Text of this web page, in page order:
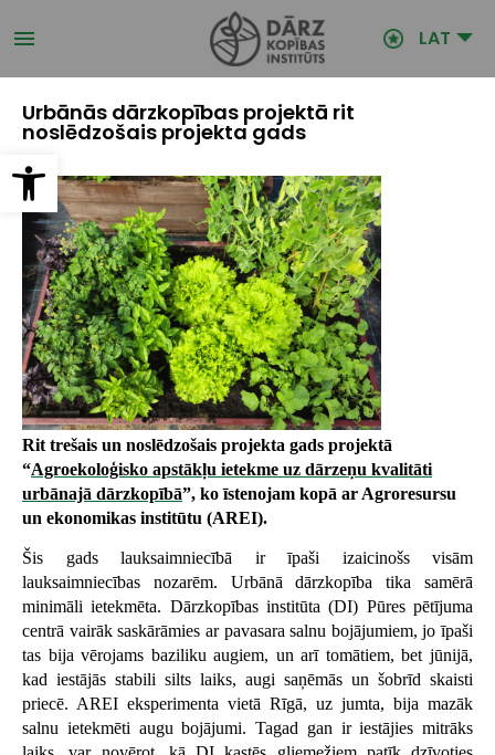
Open toolbar
uz
galveno LAT
Urbānās dārzkopības projektā rit
noslēdzošais projekta gads
Rit trešais un noslēdzošais projekta gads projektā
“Agroekoloģisko apstākļu ietekme uz dārzeņu kvalitāti
urbānajā dārzkopībā”, ko īstenojam kopā ar Agroresursu
un ekonomikas institūtu (AREI).
Šis gads lauksaimniecībā ir īpaši izaicinošs visām
lauksaimniecības nozarēm. Urbānā dārzkopība tika samērā
minimāli ietekmēta. Dārzkopības institūta (DI) Pūres pētījuma
centrā vairāk saskārāmies ar pavasara salnu bojājumiem, jo īpaši
tas bija vērojams baziliku augiem, un arī tomātiem, bet jūnijā,
kad iestājās stabili silts laiks, augi saņēmās un šobrīd skaisti
priecē. AREI eksperimenta vietā Rīgā, uz jumta, bija mazāk
salnu ietekmēti augu bojājumi. Tagad gan ir iestājies mitrāks